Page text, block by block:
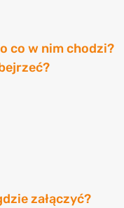
co w nim chodzi?
załączyć?